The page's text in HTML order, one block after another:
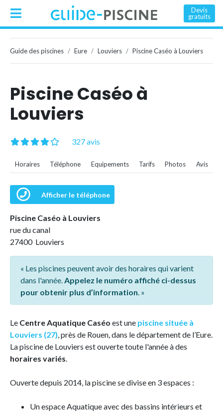
Devis
gratuits
Guide des piscines Eure Louviers Piscine Caséo à Louviers
Piscine Caséo à
Louviers
327 avis
Horaires Téléphone Equipements Tarifs Photos Avis
Afficher le téléphone
Piscine Caséo à Louviers
rue du canal
27400 Louviers
« Les piscines peuvent avoir des horaires qui varient
dans l'année.Appelez le numéro affiché ci-dessus
pour obtenir plus d’information. »
Le Centre Aquatique Caséo est une piscine située à
Louviers (27), près de Rouen, dans le département de l’Eure.
La piscine de Louviers est ouverte toute l'année à des
horaires variés.
Ouverte depuis 2014, la piscine se divise en 3 espaces :
Un espace Aquatique avec des bassins intérieurs et